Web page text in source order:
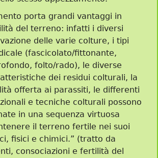
porta grandi vantaggi in
del terreno: infatti i diversi
delle varie colture, i tipi
(fascicolato/fittonante,
folto/rado), le diverse
dei residui colturali, la
offerta ai parassiti, le differenti
e tecniche colturali possono
in una sequenza virtuosa
il terreno fertile nei suoi
fisici e chimici.” (tratto da
consociazioni e fertilità del